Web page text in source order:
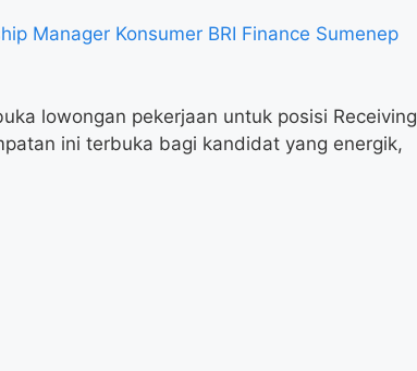
Manager Konsumer BRI Finance Sumenep
lowongan pekerjaan untuk posisi Receiving
ini terbuka bagi kandidat yang energik,